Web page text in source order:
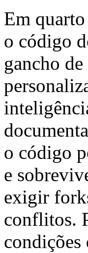
Em
o código
gancho
o código
e
exigir
conflitos.
condições